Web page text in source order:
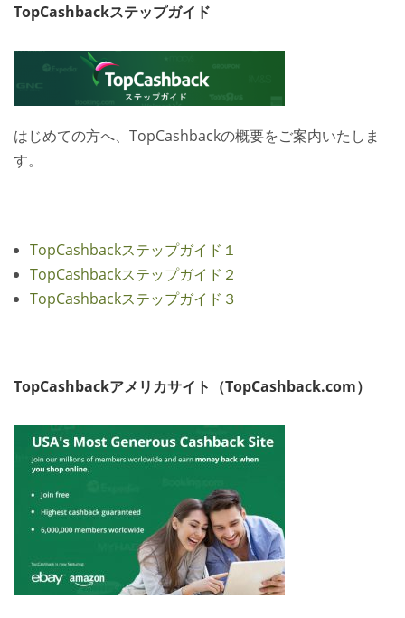
TopCashbackステップガイド
はじめての方へ、TopCashbackの概要をご案内いたしま
す。
TopCashbackステップガイド１
TopCashbackステップガイド２
TopCashbackステップガイド３
TopCashbackアメリカサイト（TopCashback.com）